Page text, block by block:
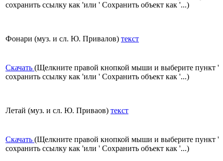
сохранить ссылку как 'или ' Сохранить объект как '...)
Фонари (муз. и сл. Ю. Привалов) текст
Скачать (Щелкните правой кнопкой мыши и выберите пункт '
сохранить ссылку как 'или ' Сохранить объект как '...)
Летай (муз. и сл. Ю. Приваов) текст
Скачать (Щелкните правой кнопкой мыши и выберите пункт '
сохранить ссылку как 'или ' Сохранить объект как '...)